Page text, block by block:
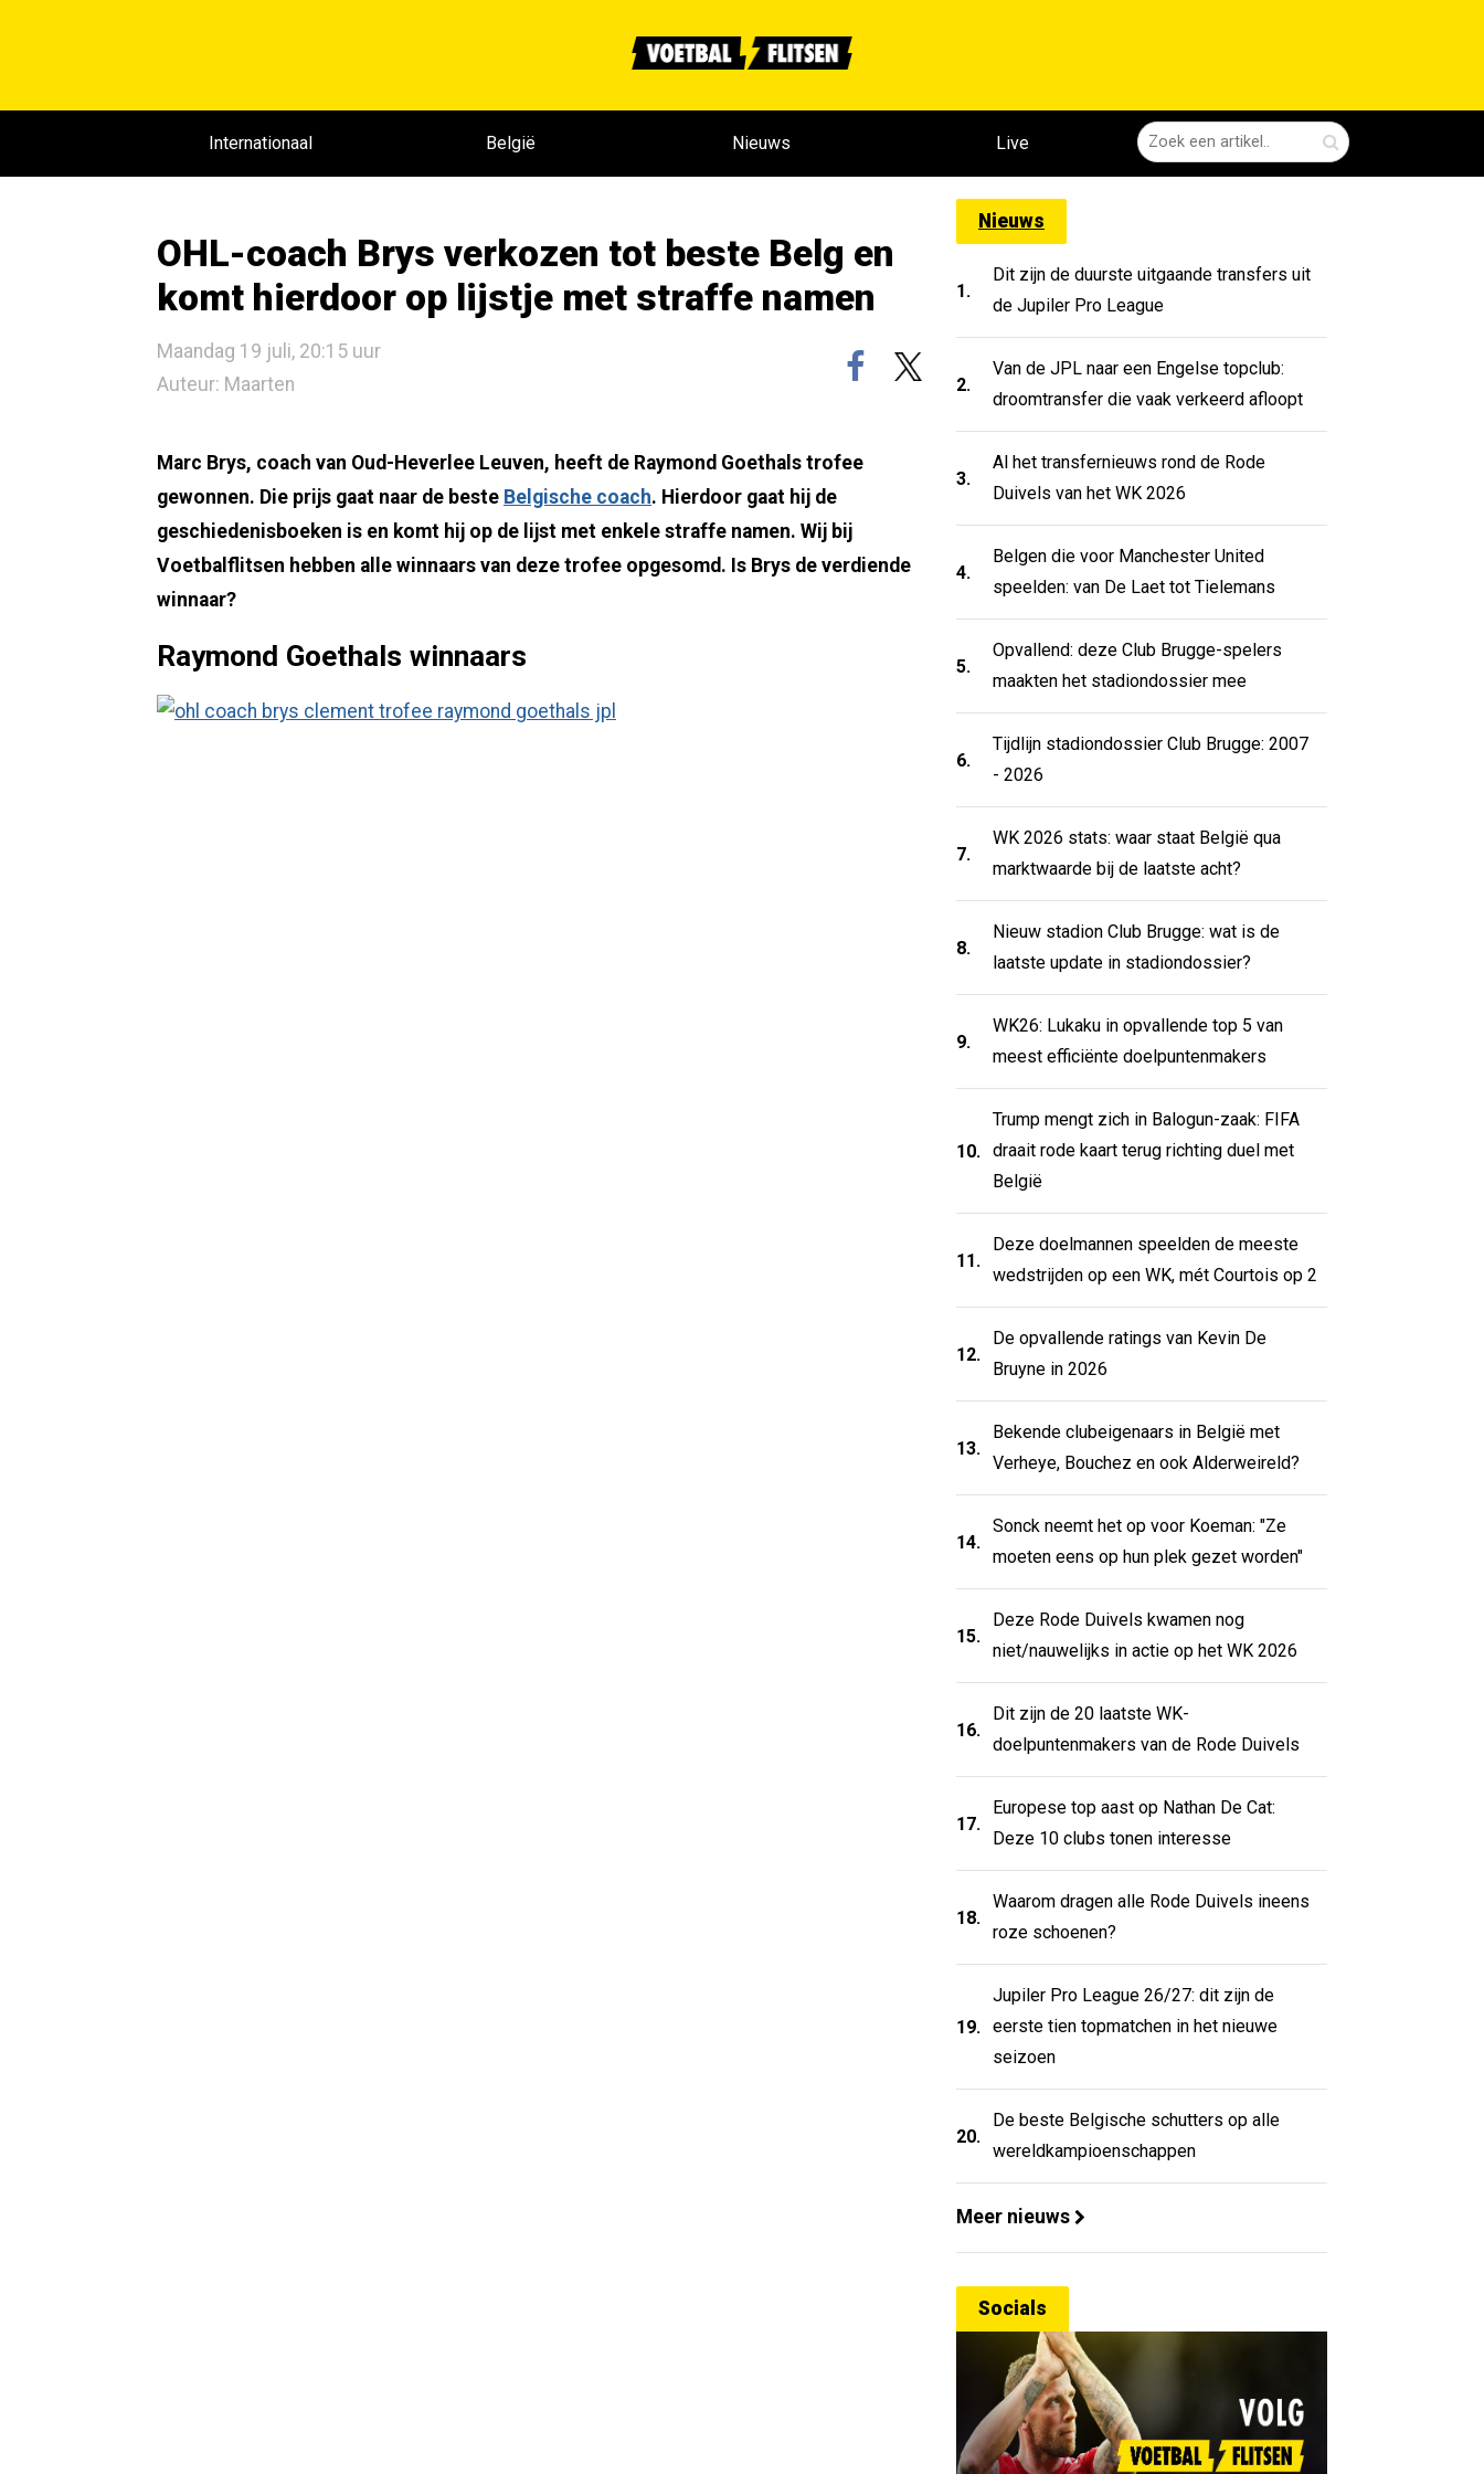
Internationaal België Nieuws Live
OHL-coach Brys verkozen tot beste Belg en
komt hierdoor op lijstje met straffe namen
Maandag 19 juli, 20:15 uur
Auteur: Maarten
Marc Brys, coach van Oud-Heverlee Leuven, heeft de Raymond Goethals trofee
gewonnen. Die prijs gaat naar de beste Belgische coach. Hierdoor gaat hij de
geschiedenisboeken is en komt hij op de lijst met enkele straffe namen. Wij bij
Voetbalflitsen hebben alle winnaars van deze trofee opgesomd. Is Brys de verdiende
winnaar?
Raymond Goethals winnaars
Nieuws
1.
Dit zijn de duurste uitgaande transfers uit
de Jupiler Pro League
2.
Van de JPL naar een Engelse topclub:
droomtransfer die vaak verkeerd afloopt
3.
Al het transfernieuws rond de Rode
Duivels van het WK 2026
4.
Belgen die voor Manchester United
speelden: van De Laet tot Tielemans
5.
Opvallend: deze Club Brugge-spelers
maakten het stadiondossier mee
6.
Tijdlijn stadiondossier Club Brugge: 2007
- 2026
7.
WK 2026 stats: waar staat België qua
marktwaarde bij de laatste acht?
8.
Nieuw stadion Club Brugge: wat is de
laatste update in stadiondossier?
9.
WK26: Lukaku in opvallende top 5 van
meest efficiënte doelpuntenmakers
10.
Trump mengt zich in Balogun-zaak: FIFA
draait rode kaart terug richting duel met
België
11.
Deze doelmannen speelden de meeste
wedstrijden op een WK, mét Courtois op 2
12.
De opvallende ratings van Kevin De
Bruyne in 2026
13.
Bekende clubeigenaars in België met
Verheye, Bouchez en ook Alderweireld?
14.
Sonck neemt het op voor Koeman: "Ze
moeten eens op hun plek gezet worden"
15.
Deze Rode Duivels kwamen nog
niet/nauwelijks in actie op het WK 2026
16.
Dit zijn de 20 laatste WK-
doelpuntenmakers van de Rode Duivels
17.
Europese top aast op Nathan De Cat:
Deze 10 clubs tonen interesse
18.
Waarom dragen alle Rode Duivels ineens
roze schoenen?
19.
Jupiler Pro League 26/27: dit zijn de
eerste tien topmatchen in het nieuwe
seizoen
20.
De beste Belgische schutters op alle
wereldkampioenschappen
Meer nieuws
Socials